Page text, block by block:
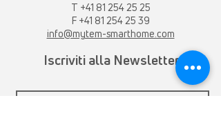
T +41 81 254 25 25
F +41 81 254 25 39
info@mytem-smarthome.com
Iscriviti alla Newsletter